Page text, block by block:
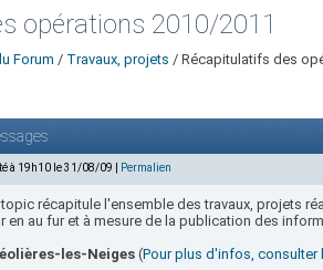
opérations 2010/2011
Forum / Travaux, projets / Récapitulatifs des
à 19h10 le 31/08/09 | Permalien
topic récapitule l'ensemble des travaux, projets
en au fur et à mesure de la publication des
les-Neiges(Pour plus d'infos, consulter